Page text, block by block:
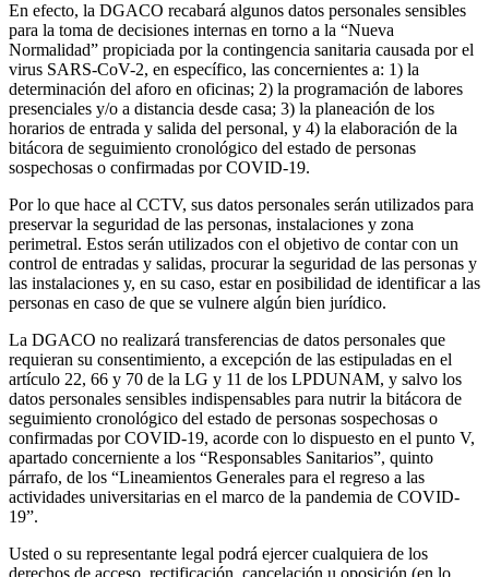
En efecto, la DGACO recabará algunos datos personales sensibles
para la toma de decisiones internas en torno a la “Nueva
Normalidad” propiciada por la contingencia sanitaria causada por el
virus SARS-CoV-2, en específico, las concernientes a: 1) la
determinación del aforo en oficinas; 2) la programación de labores
presenciales y/o a distancia desde casa; 3) la planeación de los
horarios de entrada y salida del personal, y 4) la elaboración de la
bitácora de seguimiento cronológico del estado de personas
sospechosas o confirmadas por COVID-19.
Por lo que hace al CCTV, sus datos personales serán utilizados para
preservar la seguridad de las personas, instalaciones y zona
perimetral. Estos serán utilizados con el objetivo de contar con un
control de entradas y salidas, procurar la seguridad de las personas y
las instalaciones y, en su caso, estar en posibilidad de identificar a las
personas en caso de que se vulnere algún bien jurídico.
La DGACO no realizará transferencias de datos personales que
requieran su consentimiento, a excepción de las estipuladas en el
artículo 22, 66 y 70 de la LG y 11 de los LPDUNAM, y salvo los
datos personales sensibles indispensables para nutrir la bitácora de
seguimiento cronológico del estado de personas sospechosas o
confirmadas por COVID-19, acorde con lo dispuesto en el punto V,
apartado concerniente a los “Responsables Sanitarios”, quinto
párrafo, de los “Lineamientos Generales para el regreso a las
actividades universitarias en el marco de la pandemia de COVID-
19”.
Usted o su representante legal podrá ejercer cualquiera de los